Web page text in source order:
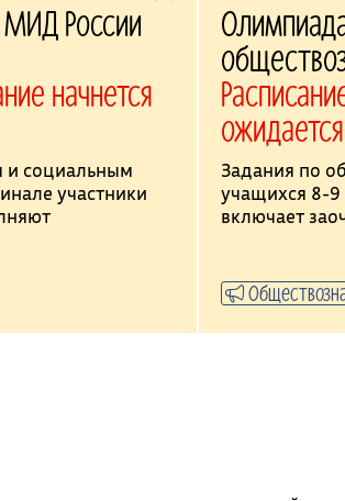
России
начнется
и социальным
участники
Задания по
учащихся 8-9
включает